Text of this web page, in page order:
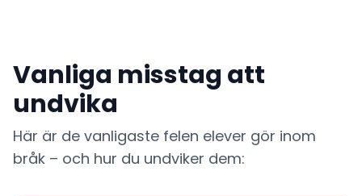
Vanliga misstag att
undvika
Här är de vanligaste felen elever gör inom
bråk – och hur du undviker dem: